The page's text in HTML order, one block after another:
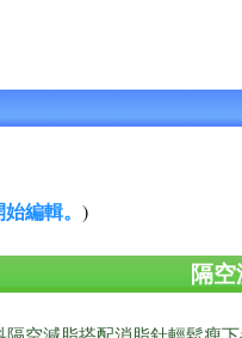
編輯。 )
隔